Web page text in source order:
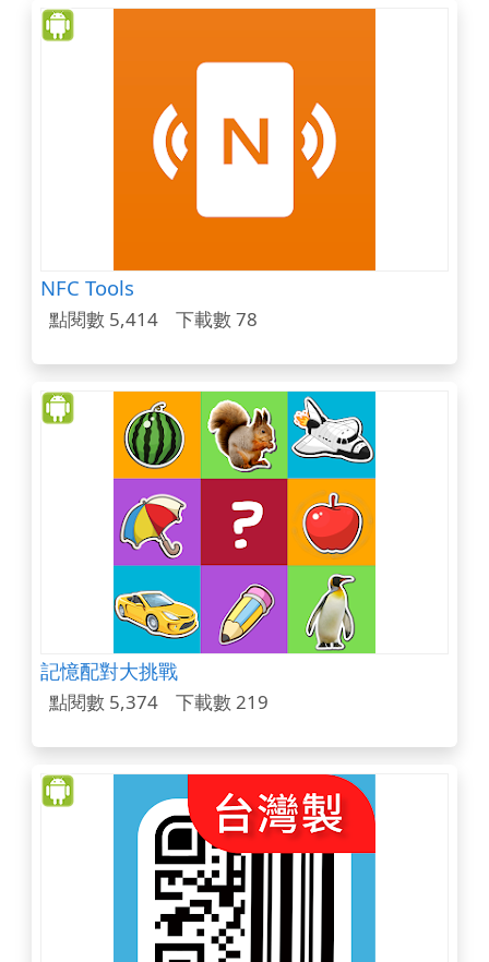
NFC Tools
點閱數 5,414 下載數 78
記憶配對大挑戰
點閱數 5,374 下載數 219